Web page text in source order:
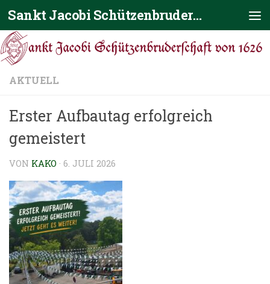
Zum Inhalt springen Sankt Jacobi Schützenbruderschaft von 1626
AKTUELL
Erster Aufbautag erfolgreich
gemeistert
VON KAKO · 6. JULI 2026